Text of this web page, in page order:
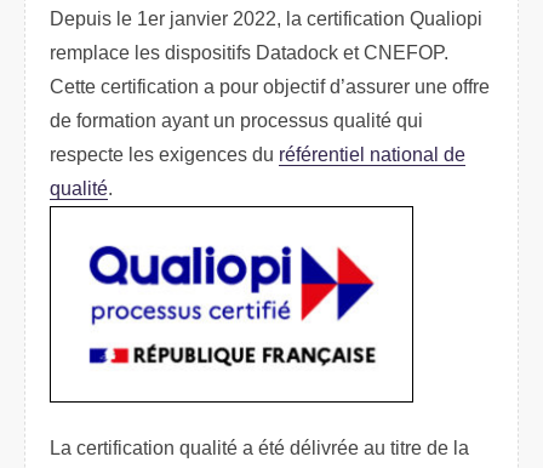
Depuis le 1er janvier 2022, la certification Qualiopi
remplace les dispositifs Datadock et CNEFOP.
Cette certification a pour objectif d’assurer une offre
de formation ayant un processus qualité qui
respecte les exigences du référentiel national de
qualité.
La certification qualité a été délivrée au titre de la